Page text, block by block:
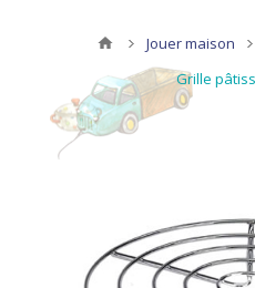
Jouer maison
Grille